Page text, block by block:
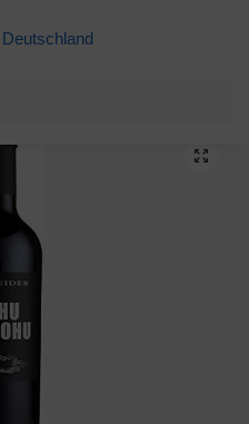
Rosé Saigner 2015 Trocken (1 x 0.75 l)